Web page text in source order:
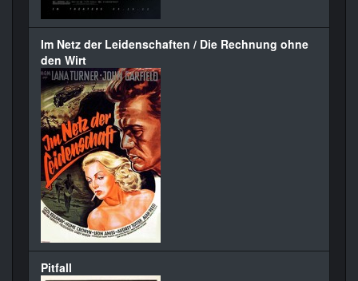
Im Netz der Leidenschaften / Die Rechnung ohne
den Wirt
Pitfall